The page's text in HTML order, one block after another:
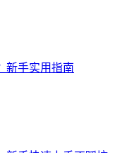
新手实用指南